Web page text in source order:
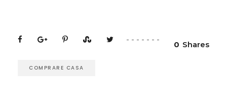
0 Shares
COMPRARE CASA